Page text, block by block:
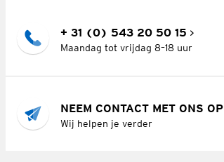
+ 31 (0) 543 20 50 15
Maandag tot vrijdag 8–18 uur
NEEM CONTACT MET ONS OP
Wij helpen je verder